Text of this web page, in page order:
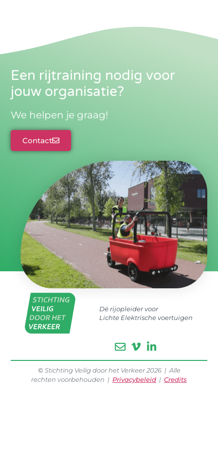
Een rijtraining nodig voor
jouw organisatie?
We helpen je graag!
Contact
Dé rijopleider voor
Lichte Elektrische voertuigen
© Stichting Veilig door het Verkeer 2026 | Alle
rechten voorbehouden | Privacybeleid | Credits